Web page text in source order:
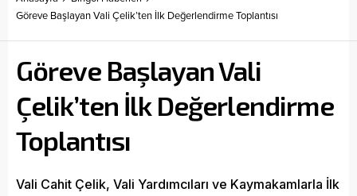
Göreve Başlayan Vali Çelik’ten İlk Değerlendirme Toplantısı
Göreve Başlayan Vali
Çelik’ten İlk Değerlendirme
Toplantısı
Vali Cahit Çelik, Vali Yardımcıları ve Kaymakamlarla İlk